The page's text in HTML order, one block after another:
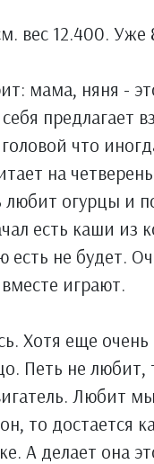
вес 12.400. Уже
мама, няня -
предлагает
что
на
любит огурцы и
есть каши из
не будет.
играют.
Хотя еще
Петь не любит,
Любит
то достается
А делает она